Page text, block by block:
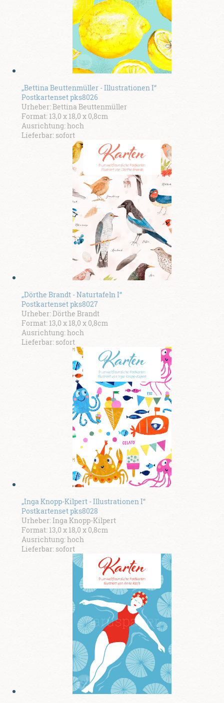
„Bettina Beuttenmüller - Illustrationen I“
Postkartenset pks8026
Urheber: Bettina Beuttenmüller
Format: 13,0 x 18,0 x 0,8cm
Ausrichtung: hoch
Lieferbar: sofort
„Dörthe Brandt - Naturtafeln I“
Postkartenset pks8027
Urheber: Dörthe Brandt
Format: 13,0 x 18,0 x 0,8cm
Ausrichtung: hoch
Lieferbar: sofort
„Inga Knopp-Kilpert - Illustrationen I“
Postkartenset pks8028
Urheber: Inga Knopp-Kilpert
Format: 13,0 x 18,0 x 0,8cm
Ausrichtung: hoch
Lieferbar: sofort